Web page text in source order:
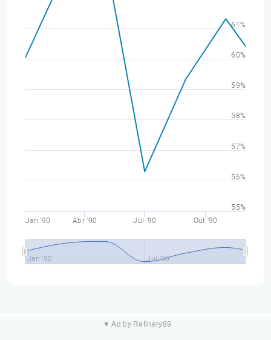
Jan '90 Abr '90 Jul '90 Out '90
Jan '90 Jul '90
55%
56%
57%
58%
59%
60%
61%
▼ Ad by Refinery89